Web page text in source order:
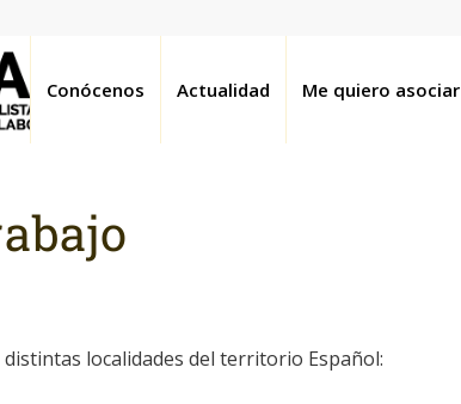
Conócenos Actualidad Me quiero asociar
localidades del territorio Español: